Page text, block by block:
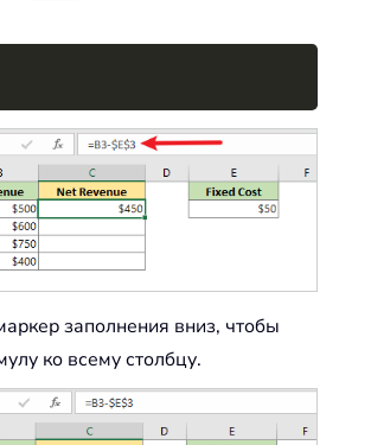
заполнения вниз, чтобы
ко всему столбцу.